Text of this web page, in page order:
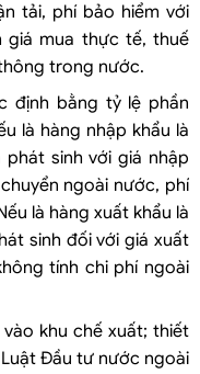
tải, phí bảo hiểm với
giá mua thực tế, thuế
trong nước.
định bằng tỷ lệ phần
là hàng nhập khẩu là
sinh với giá nhập
ngoài nước, phí
là hàng xuất khẩu là
sinh đối với giá xuất
tính chi phí ngoài
khu chế xuất; thiết
Đầu tư nước ngoài